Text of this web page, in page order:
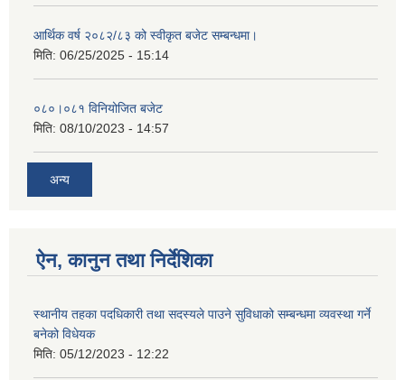
आर्थिक वर्ष २०८२/८३ को स्वीकृत बजेट सम्बन्धमा।
मिति: 06/25/2025 - 15:14
०८०।०८१ विनियोजित बजेट
मिति: 08/10/2023 - 14:57
अन्य
ऐन, कानुन तथा निर्देशिका
स्थानीय तहका पदधिकारी तथा सदस्यले पाउने सुविधाको सम्बन्धमा व्यवस्था गर्ने
बनेको विधेयक
मिति: 05/12/2023 - 12:22